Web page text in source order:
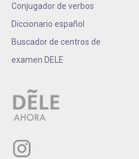
Conjugador de verbos
Diccionario español
Buscador de centros de
examen DELE